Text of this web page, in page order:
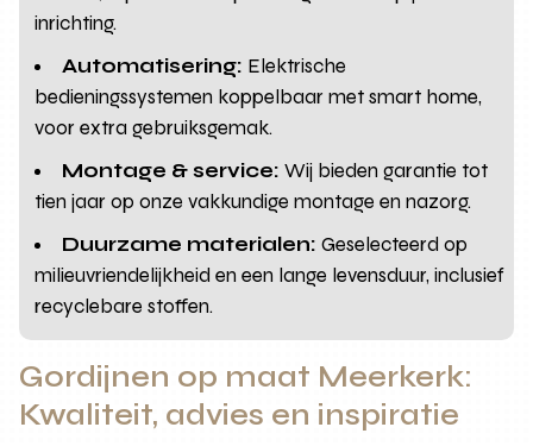
inrichting.
Automatisering: Elektrische
bedieningssystemen koppelbaar met smart home,
voor extra gebruiksgemak.
Montage & service: Wij bieden garantie tot
tien jaar op onze vakkundige montage en nazorg.
Duurzame materialen: Geselecteerd op
milieuvriendelijkheid en een lange levensduur, inclusief
recyclebare stoffen.
Gordijnen op maat Meerkerk:
Kwaliteit, advies en inspiratie